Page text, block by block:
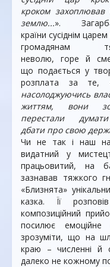
кроком захоплював
землю...».
країни сусіднім
громадянам
неволю, горе й
що подається у
розплата за те,
насолоджуючись
життям, вони
перестали
дбати про свою
Чи не так і наш
видатний у
працьовитий, на
зазнавав тяжкого
«Близнята»
казка. Її
композиційний
посилює
зрозуміти, що на
краю – численні й
далеко не кожному